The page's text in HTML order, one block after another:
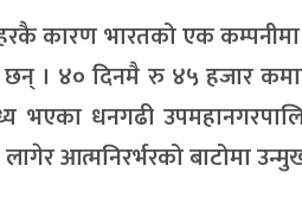
कारण भारतको एक
। ४० दिनमै रु ४५ हजार
भएका धनगढी
आत्मनिरर्भरको बाटोमा